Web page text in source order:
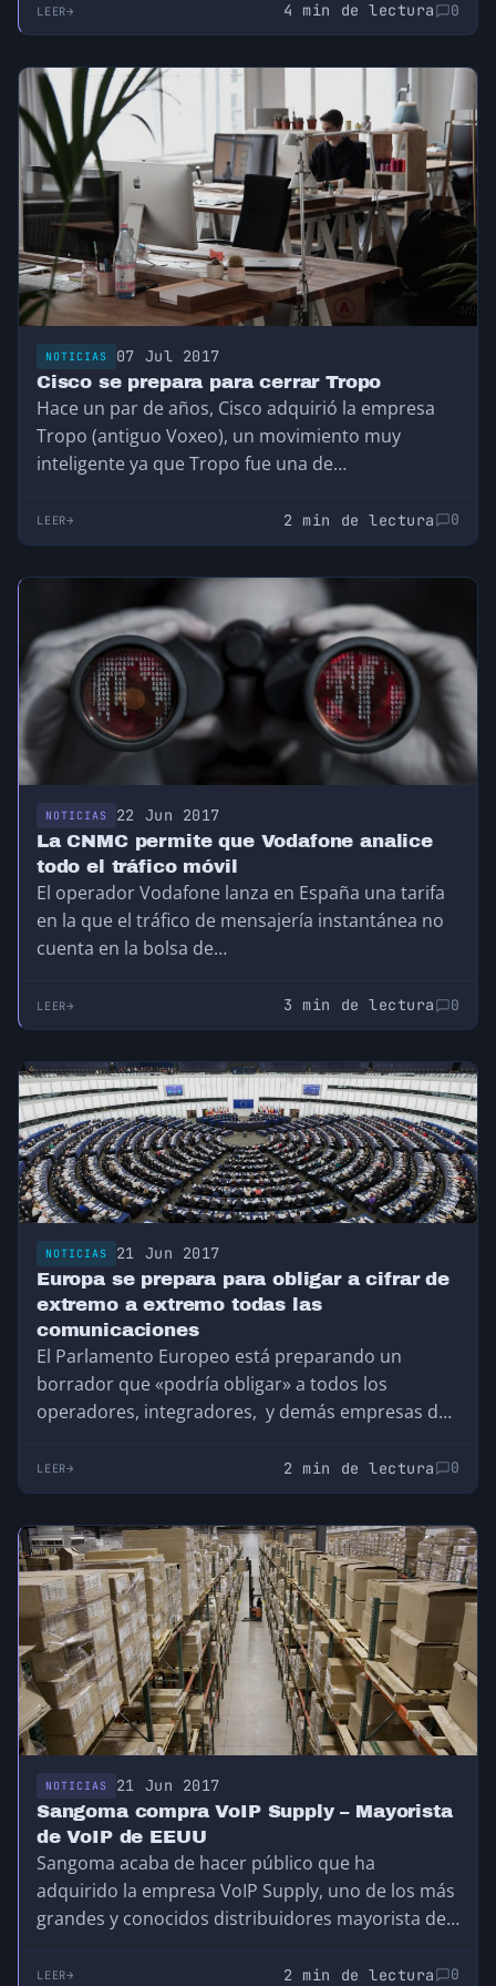
LEER 4 min de lectura 0
NOTICIAS 07 Jul 2017
Cisco se prepara para cerrar Tropo
Hace un par de años, Cisco adquirió la empresa
Tropo (antiguo Voxeo), un movimiento muy
inteligente ya que Tropo fue una de…
LEER 2 min de lectura 0
NOTICIAS 22 Jun 2017
La CNMC permite que Vodafone analice
todo el tráfico móvil
El operador Vodafone lanza en España una tarifa
en la que el tráfico de mensajería instantánea no
cuenta en la bolsa de…
LEER 3 min de lectura 0
NOTICIAS 21 Jun 2017
Europa se prepara para obligar a cifrar de
extremo a extremo todas las
comunicaciones
El Parlamento Europeo está preparando un
borrador que «podría obligar» a todos los
operadores, integradores, y demás empresas de
LEER 2 min de lectura 0
NOTICIAS 21 Jun 2017
Sangoma compra VoIP Supply – Mayorista
de VoIP de EEUU
Sangoma acaba de hacer público que ha
adquirido la empresa VoIP Supply, uno de los más
grandes y conocidos distribuidores mayorista de…
LEER 2 min de lectura 0